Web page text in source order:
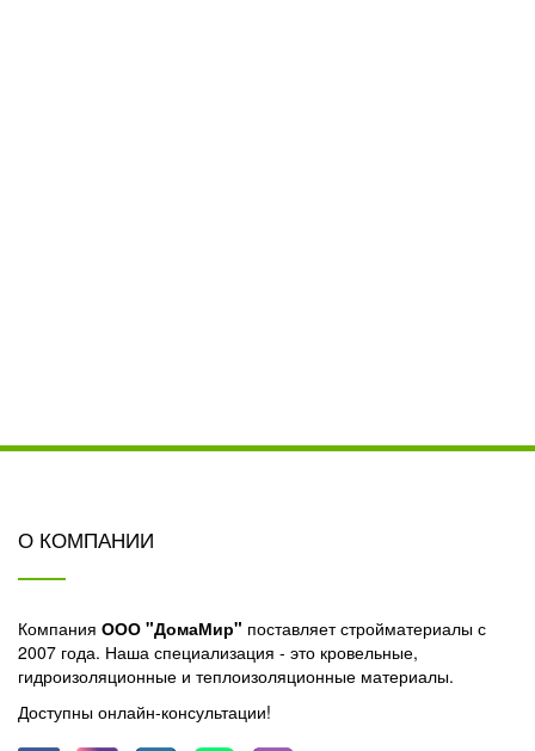
О КОМПАНИИ
Компания ООО "ДомаМир" поставляет стройматериалы с
2007 года. Наша специализация - это кровельные,
гидроизоляционные и теплоизоляционные материалы.
Доступны онлайн-консультации!